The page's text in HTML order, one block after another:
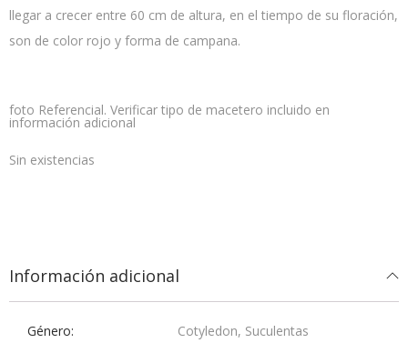
llegar a crecer entre 60 cm de altura, en el tiempo de su floración,
son de color rojo y forma de campana.
foto Referencial. Verificar tipo de macetero incluido en
información adicional
Sin existencias
Información adicional
Género
Cotyledon, Suculentas